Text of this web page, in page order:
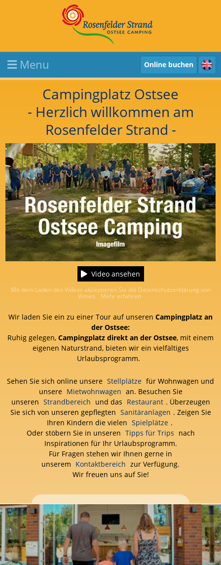
Menu Online buchen
Campingplatz Ostsee
- Herzlich willkommen am
Rosenfelder Strand -
Video ansehen
Mit dem Laden des Videos akzeptieren Sie die Datenschutzerklärung von
Vimeo.
Mehr erfahren
Wir laden Sie ein zu einer Tour auf unseren Campingplatz an
der Ostsee:
Ruhig gelegen, Campingplatz direkt an der Ostsee, mit einem
eigenen Naturstrand, bieten wir ein vielfältiges
Urlaubsprogramm.
Sehen Sie sich online unsere Stellplätze für Wohnwagen und
unsere Mietwohnwagen an. Besuchen Sie
unseren Strandbereich und das Restaurant . Überzeugen
Sie sich von unseren gepflegten Sanitäranlagen . Zeigen Sie
Ihren Kindern die vielen Spielplätze .
Oder stöbern Sie in unseren Tipps für Trips nach
Inspirationen für Ihr Urlaubsprogramm.
Für Fragen stehen wir Ihnen gerne in
unserem Kontaktbereich zur Verfügung.
Wir freuen uns auf Sie!